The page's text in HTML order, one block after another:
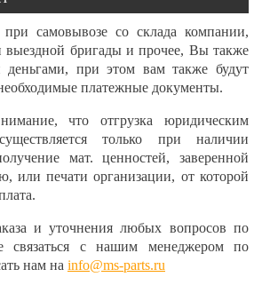
при самовывозе со склада компании,
выездной бригады и прочее, Вы также
при этом вам также будут
платежные документы.
что отгрузка юридическим
только при наличии
мат. ценностей, заверенной
или печати организации, от которой
и уточнения любых вопросов по
связаться с нашим менеджером по
нам на info@ms-parts.ru